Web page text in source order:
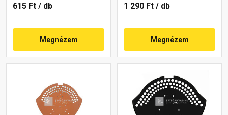
615 Ft / db
Megnézem
1 290 Ft / db
Megnézem